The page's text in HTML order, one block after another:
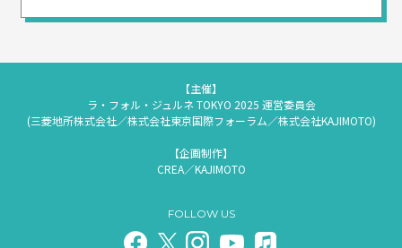
【主催】
ラ・フォル・ジュルネ TOKYO 2025 運営委員会
(三菱地所株式会社／株式会社東京国際フォーラム／株式会社KAJIMOTO)
【企画制作】
CREA／KAJIMOTO
FOLLOW US